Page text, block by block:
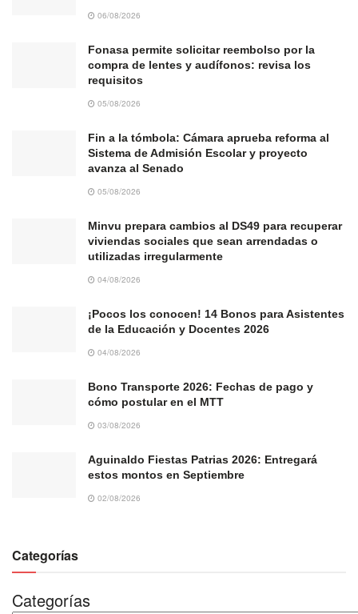
06/08/2026
Fonasa permite solicitar reembolso por la
compra de lentes y audífonos: revisa los
requisitos
05/08/2026
Fin a la tómbola: Cámara aprueba reforma al
Sistema de Admisión Escolar y proyecto
avanza al Senado
05/08/2026
Minvu prepara cambios al DS49 para recuperar
viviendas sociales que sean arrendadas o
utilizadas irregularmente
04/08/2026
¡Pocos los conocen! 14 Bonos para Asistentes
de la Educación y Docentes 2026
04/08/2026
Bono Transporte 2026: Fechas de pago y
cómo postular en el MTT
03/08/2026
Aguinaldo Fiestas Patrias 2026: Entregará
estos montos en Septiembre
02/08/2026
Categorías
Categorías